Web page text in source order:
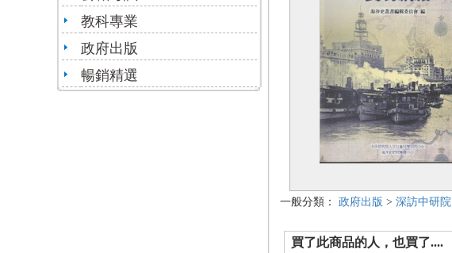
教科專業
政府出版
暢銷精選
一般分類： 政府出版 > 深訪中研院
買了此商品的人，也買了....